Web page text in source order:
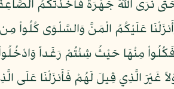
عَلَيْكُمُ الْغَمَامَ وَأَنزَلْنَا عَلَيْكُمُ الْمَنَّ
هَذِهِ الْقَرْيَةَ فَكُلُواْ مِنْهَا حَيْثُ شِئْتُمْ
الَّذِينَ ظَلَمُواْ قَوْلاً غَيْرَ الَّذِي قِيلَ لَهُمْ